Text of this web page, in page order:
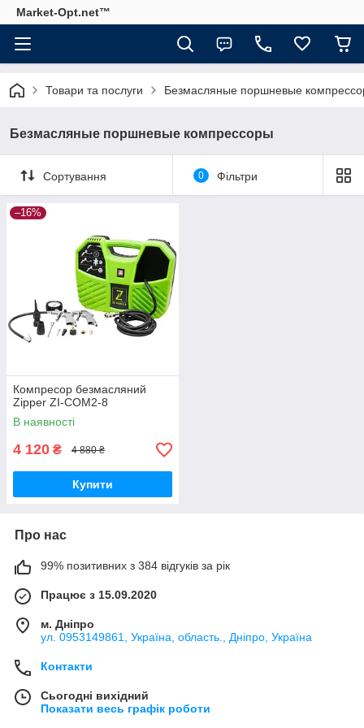
Market-Opt.net™
Товари та послуги Безмасляные поршневые
Безмасляные поршневые компрессоры
Сортування 0 Фільтри
–16%
Компресор безмасляний
Zipper ZI-COM2-8
В наявності
4 120 ₴ 4 880 ₴
Купити
Про нас
99% позитивних з 384 відгуків за рік
Працює з 15.09.2020
м. Дніпро
ул. 0953149861, Україна, область., Дніпро, Україна
Контакти
Сьогодні вихідний
Показати весь графік роботи